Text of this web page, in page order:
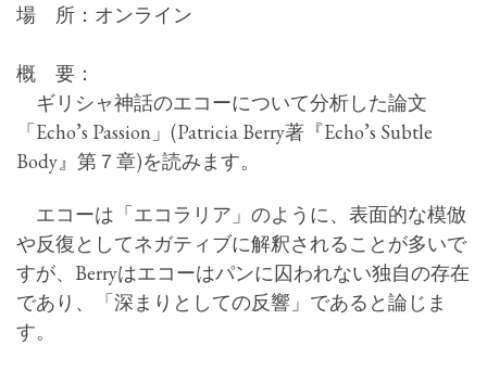
場 所：オンライン
概 要：
ギリシャ神話のエコーについて分析した論文
「Echo’s Passion」(Patricia Berry著『Echo’s Subtle
Body』第７章)を読みます。
エコーは「エコラリア」のように、表面的な模倣
や反復としてネガティブに解釈されることが多いで
すが、Berryはエコーはパンに囚われない独自の存在
であり、「深まりとしての反響」であると論じま
す。